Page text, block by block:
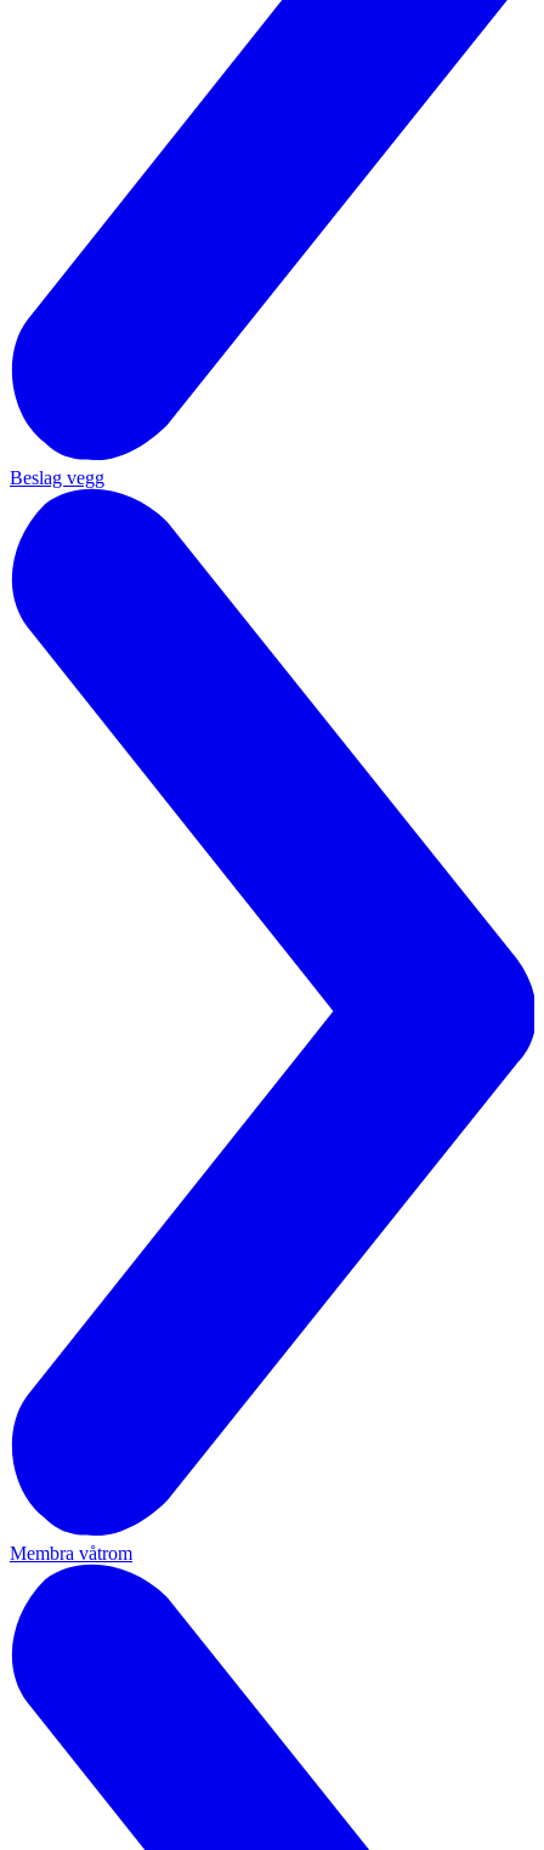
Beslag vegg
Membra våtrom